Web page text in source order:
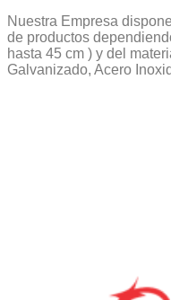
Nuestra Empresa
de productos
hasta 45 cm ) y del
Galvanizado, Acero